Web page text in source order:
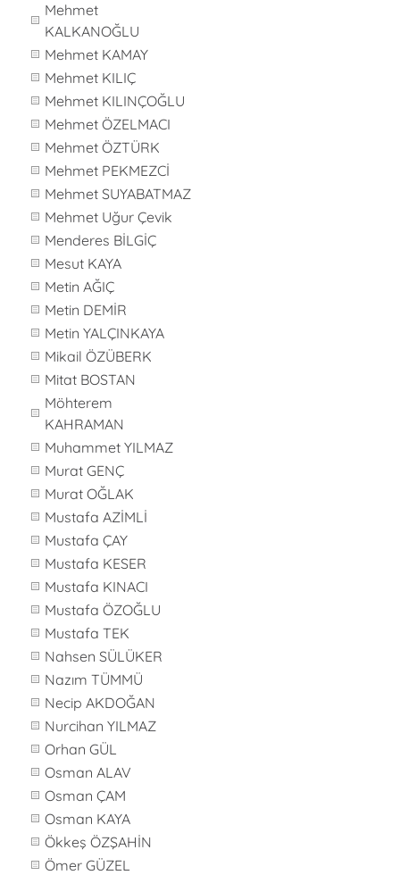
Mehmet
KALKANOĞLU
Mehmet KAMAY
Mehmet KILIÇ
Mehmet KILINÇOĞLU
Mehmet ÖZELMACI
Mehmet ÖZTÜRK
Mehmet PEKMEZCİ
Mehmet SUYABATMAZ
Mehmet Uğur Çevik
Menderes BİLGİÇ
Mesut KAYA
Metin AĞIÇ
Metin DEMİR
Metin YALÇINKAYA
Mikail ÖZÜBERK
Mitat BOSTAN
Möhterem
KAHRAMAN
Muhammet YILMAZ
Murat GENÇ
Murat OĞLAK
Mustafa AZİMLİ
Mustafa ÇAY
Mustafa KESER
Mustafa KINACI
Mustafa ÖZOĞLU
Mustafa TEK
Nahsen SÜLÜKER
Nazım TÜMMÜ
Necip AKDOĞAN
Nurcihan YILMAZ
Orhan GÜL
Osman ALAV
Osman ÇAM
Osman KAYA
Ökkeş ÖZŞAHİN
Ömer GÜZEL